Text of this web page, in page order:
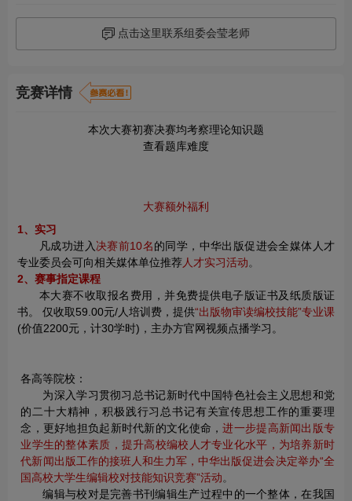
点击这里联系组委会莹老师
竞赛详情
本次大赛初赛决赛均考察理论知识题
查看题库难度
大赛额外福利
1、实习
凡成功进入 决赛前10名的同学，中华出版促进会全媒体人才
专业委员会可向相关媒体单位推荐人才实习活动。
2、赛事指定课程
本大赛不收取报名费用，并免费提供电子版证书及纸质版证
书。 仅收取59.00元/人培训费，提供“出版物审读编校技能”专业课
(价值2200元，计30学时)，主办方官网视频点播学习。
各高等院校：
为深入学习贯彻习总书记新时代中国特色社会主义思想和党
的二十大精神，积极践行习总书记有关宣传思想工作的重要理
念，更好地担负起新时代新的文化使命，进一步提高新闻出版专
业学生的整体素质，提升高校编校人才专业化水平，为培养新时
代新闻出版工作的接班人和生力军，中华出版促进会决定举办“全
国高校大学生编辑校对技能知识竞赛”活动。
编辑与校对是完善书刊编辑生产过程中的一个整体，在我国